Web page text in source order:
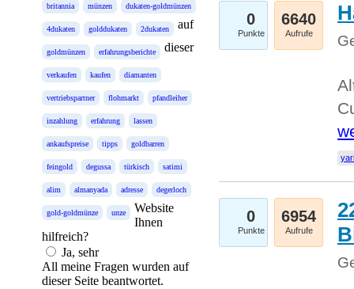
britannia münzen dukaten-goldmünzen
4dukaten golddukaten 2dukaten
goldmünzen erfahrungsberichte
verkaufen kaufen diamanten
vertriebspartner flohmarkt pfandleiher
inzahlung erfahrung lassen
ankaufspreise tipps goldbarren
feingold degussa türkisch satimi
alim almanyada adresse degerloch
gold-goldmünze unze
auf
dieser
Website
Ihnen
hilfreich?
Ja, sehr
All meine Fragen wurden auf
dieser Seite beantwortet.
0
Punkte
6640
Aufrufe
0
Punkte
6954
Aufrufe